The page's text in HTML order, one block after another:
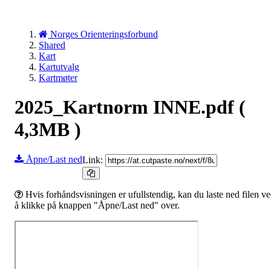
Norges Orienteringsforbund
Shared
Kart
Kartutvalg
Kartmøter
2025_Kartnorm INNE.pdf (
4,3MB )
Åpne/Last nedLink:
Hvis forhåndsvisningen er ufullstendig, kan du laste ned filen
å klikke på knappen "Åpne/Last ned" over.